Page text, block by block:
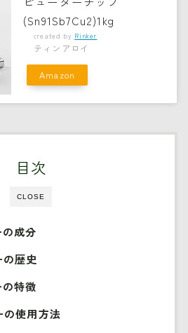
(Sn91Sb7Cu2)1kg
created by Rinker
ティンアロイ
Amazon
CLOSE
目次
成分
歴史
特徴
使用方法